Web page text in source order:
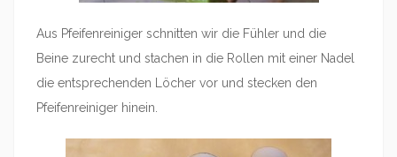
Aus Pfeifenreiniger schnitten wir die Fühler und die
Beine zurecht und stachen in die Rollen mit einer Nadel
die entsprechenden Löcher vor und stecken den
Pfeifenreiniger hinein.